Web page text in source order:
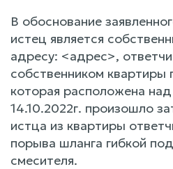
В обоснование
истец является
адресу: <адрес>,
собственником
которая расположена
14.10.2022г. произошло
истца из квартиры
порыва шланга гибкой
смесителя.